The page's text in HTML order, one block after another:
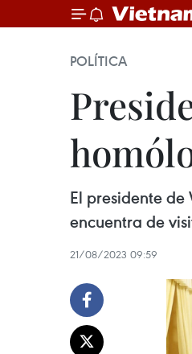
POLÍTICA
El presidente de
encuentra de
21/08/2023 09:59